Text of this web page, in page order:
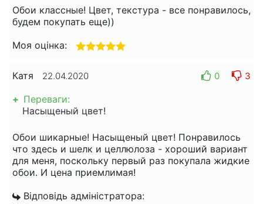
Обои классные! Цвет, текстура - все понравилось,
будем покупать еще))
Моя оцінка:
Катя 22.04.2020 0 3
+ Переваги:
Насыщеный цвет!
Обои шикарные! Насыщеный цвет! Понравилось
что здесь и шелк и целлюлоза - хороший вариант
для меня, поскольку первый раз покупала жидкие
обои. И цена приемлимая!
Відповідь адміністратора: